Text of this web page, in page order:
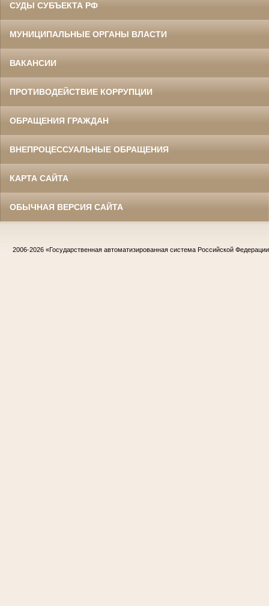
СУДЫ СУБЪЕКТА РФ
МУНИЦИПАЛЬНЫЕ ОРГАНЫ ВЛАСТИ
ВАКАНСИИ
ПРОТИВОДЕЙСТВИЕ КОРРУПЦИИ
ОБРАЩЕНИЯ ГРАЖДАН
ВНЕПРОЦЕССУАЛЬНЫЕ ОБРАЩЕНИЯ
КАРТА САЙТА
ОБЫЧНАЯ ВЕРСИЯ САЙТА
2006-2026 «Государственная автоматизированная система Российской